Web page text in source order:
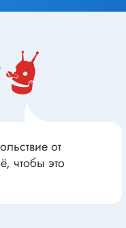
от
чтобы это